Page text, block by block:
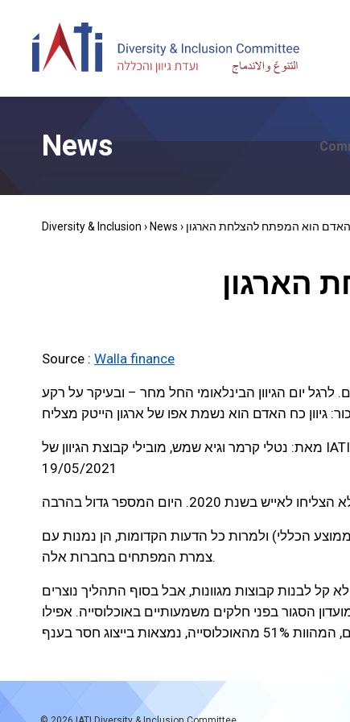
News
Diversity & Inclusion › News › האדם הוא המפתח להצלחת הארגון
הארגון
Source : Walla finance
יום הגיוון הבינלאומי החל מחר – ובעיקר על רקע
גיוון כח האדם הוא נשמת אפו של ארגון הייטק מצליח
מאת: נטלי קרמר וגיא שמש, מובילי קבוצת הגיוון של IATI
19/05/2021
הכללי) ולמרות כל הדעות הקדומות, הן נמנות עם
צמרת המפתחים בחברות אלה.
לבנות קבוצות מגוונות, אבל בסוף התהליך נוצרים
הסגור בפני חלקים משמעותיים באוכלוסייה. אפילו